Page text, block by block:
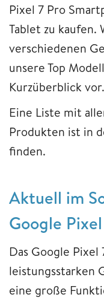
Pixel 7 Pro
Tablet zu kaufen.
verschiedenen
unsere Top
Kurzüberblick vor.
Eine Liste mit
Produkten ist in
finden.
Aktuell im
Google
Das Google
leistungsstarken
eine große